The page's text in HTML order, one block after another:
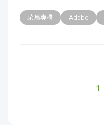
菜鳥專欄 Adobe
1